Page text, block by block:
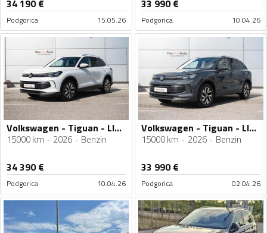
34 190€
Podgorica 15.05.26
33 990€
Podgorica 10.04.26
Volkswagen - Tiguan - LIFE 1.5 eTSI DSG
15000 km 2026 Benzin
34 390€
Podgorica 10.04.26
Volkswagen - Tiguan - LIFE 1.5 eTSI DSG
15000 km 2026 Benzin
33 990€
Podgorica 02.04.26